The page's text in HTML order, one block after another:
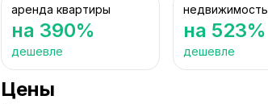
аренда квартиры
на 390%
дешевле
недвижимость
на 523%
дешевле
Цены